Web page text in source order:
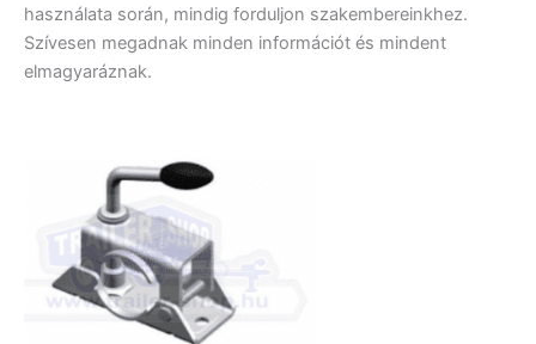
használata során, mindig forduljon szakembereinkhez.
Szívesen megadnak minden információt és mindent
elmagyaráznak.